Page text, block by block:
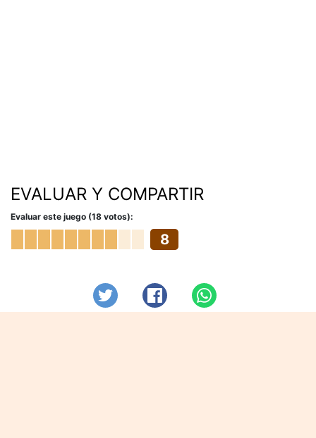
EVALUAR Y COMPARTIR
Evaluar este juego (18 votos):
8